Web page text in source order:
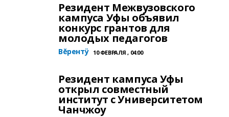
Резидент Межвузовского
кампуса Уфы объявил
конкурс грантов для
молодых педагогов
Вĕрентÿ 10 ФЕВРАЛЯ , 04:00
Резидент кампуса Уфы
открыл совместный
институт с Университетом
Чанчжоу